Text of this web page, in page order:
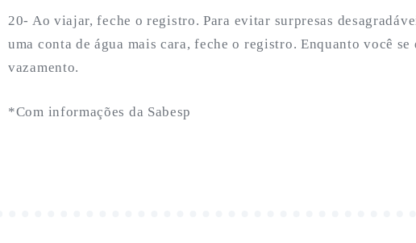
20- Ao viajar, feche o registro. Para evitar surpresas
uma conta de água mais cara, feche o registro. Enquanto você
vazamento.
*Com informações da Sabesp